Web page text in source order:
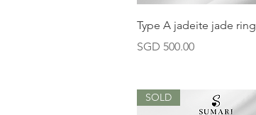
快速瀏覽
Type A jadeite jade ring
價格
SGD 500.00
SOLD